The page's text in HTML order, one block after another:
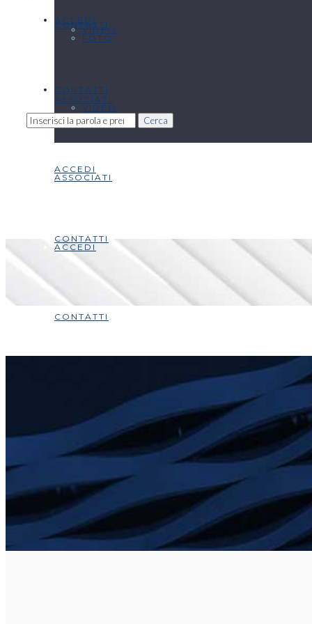
ACCEDI
CONTATTI
CONTATTI
Cerca
VIDEO
ASSOCIATI
ACCEDI
CONTATTI
FOTO
VIDEO
ASSOCIATI
ACCEDI
CONTATTI